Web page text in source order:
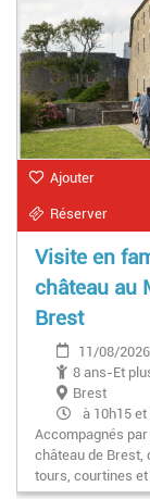
Ajouter
Réserver
Visite en
château au
Brest
11/08/2026
8 ans-Et
Brest
à 10h15 et
Accompagnés
château de Brest,
tours, courtines et